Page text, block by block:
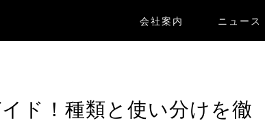
会社案内 ニュース
ド！種類と使い分けを徹